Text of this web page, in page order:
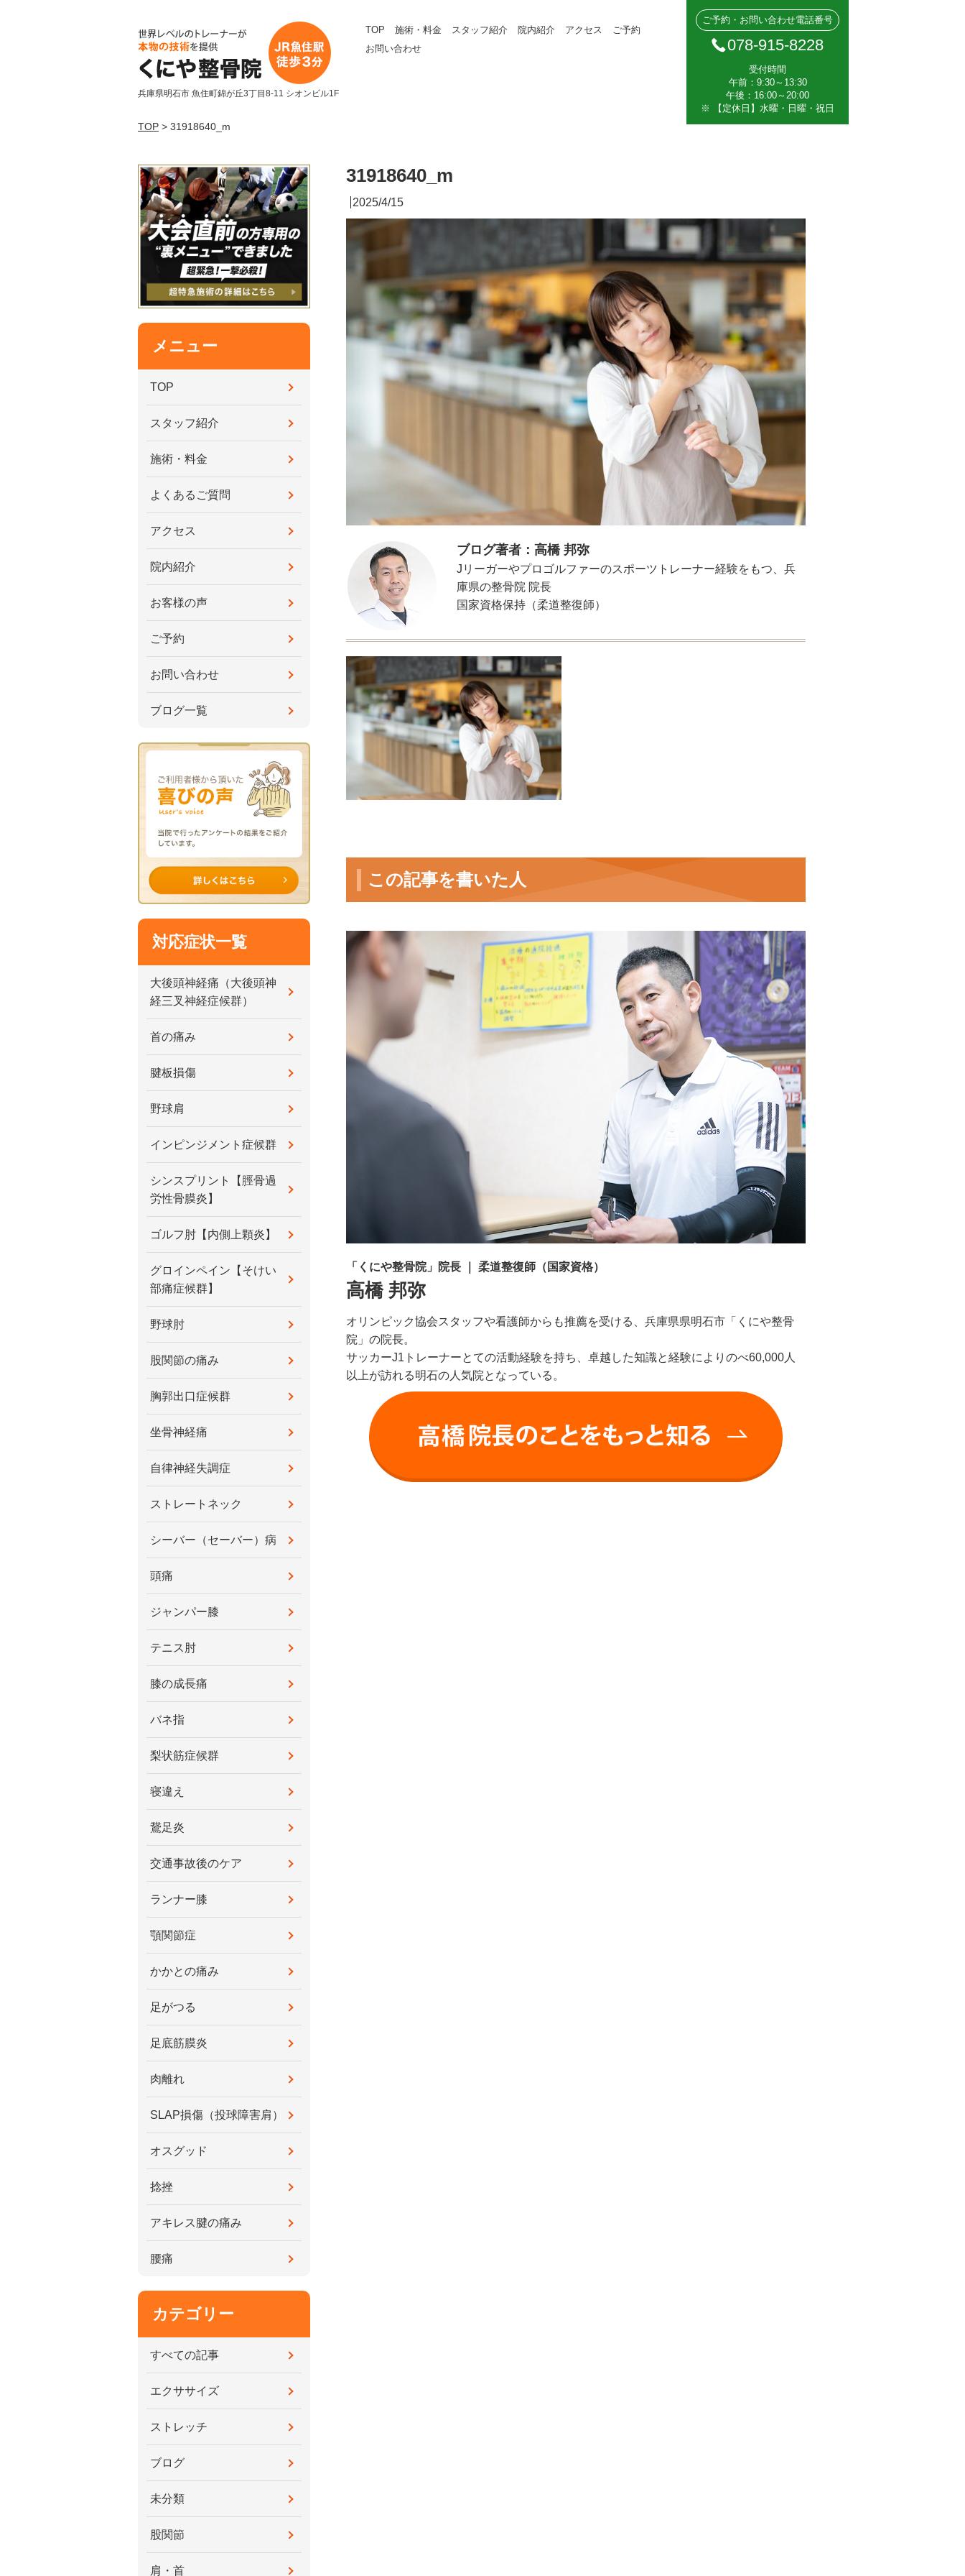
兵庫県明石市 魚住町錦が丘3丁目8-11 シオンビル1F
TOP 施術・料金 スタッフ紹介 院内紹介 アクセス
ご予約
お問い合わせ
ご予約・お問い合わせ電話番号
078-915-8228
受付時間
午前：9:30～13:30
午後：16:00～20:00
※ 【定休日】水曜・日曜・祝日
TOP > 31918640_m
31918640_m
2025/4/15
ブログ著者：高橋 邦弥
Jリーガーやプロゴルファーのスポーツトレーナー経験をもつ、兵
庫県の整骨院 院長
国家資格保持（柔道整復師）
この記事を書いた人
「くにや整骨院」院長 ｜ 柔道整復師（国家資格）
高橋 邦弥
オリンピック協会スタッフや看護師からも推薦を受ける、兵庫県県明石市「くにや整骨
院」の院長。
サッカーJ1トレーナーとての活動経験を持ち、卓越した知識と経験によりのべ60,000人
以上が訪れる明石の人気院となっている。
メニュー
TOP
スタッフ紹介
施術・料金
よくあるご質問
アクセス
院内紹介
お客様の声
ご予約
お問い合わせ
ブログ一覧
対応症状一覧
大後頭神経痛（大後頭神
経三叉神経症候群）
首の痛み
腱板損傷
野球肩
インピンジメント症候群
シンスプリント【脛骨過
労性骨膜炎】
ゴルフ肘【内側上顆炎】
グロインペイン【そけい
部痛症候群】
野球肘
股関節の痛み
胸郭出口症候群
坐骨神経痛
自律神経失調症
ストレートネック
シーバー（セーバー）病
頭痛
ジャンパー膝
テニス肘
膝の成長痛
バネ指
梨状筋症候群
寝違え
鵞足炎
交通事故後のケア
ランナー膝
顎関節症
かかとの痛み
足がつる
足底筋膜炎
肉離れ
SLAP損傷（投球障害肩）
オスグッド
捻挫
アキレス腱の痛み
腰痛
カテゴリー
すべての記事
エクササイズ
ストレッチ
ブログ
未分類
股関節
肩・首